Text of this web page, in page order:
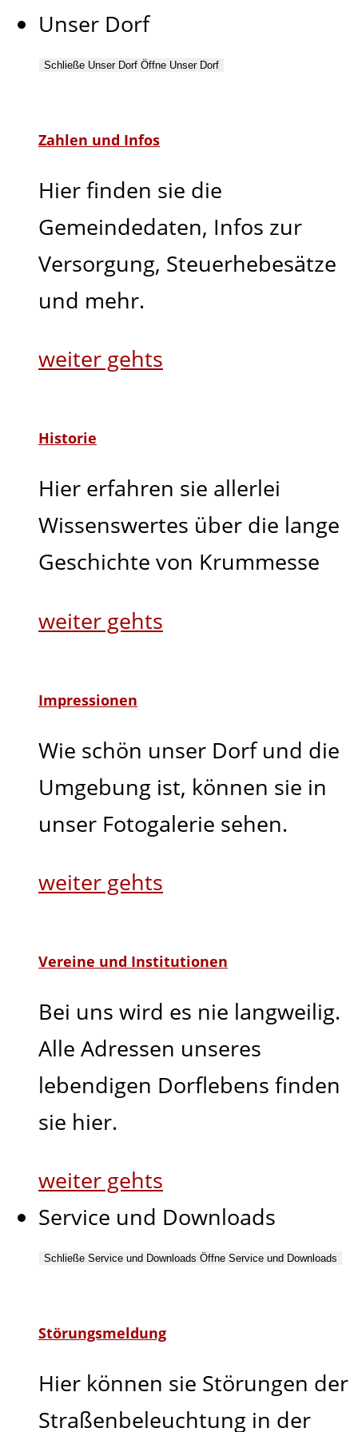
Unser Dorf
Schließe Unser Dorf Öffne Unser Dorf
Zahlen und Infos
Hier finden sie die
Gemeindedaten, Infos zur
Versorgung, Steuerhebesätze
und mehr.
weiter gehts
Historie
Hier erfahren sie allerlei
Wissenswertes über die lange
Geschichte von Krummesse
weiter gehts
Impressionen
Wie schön unser Dorf und die
Umgebung ist, können sie in
unser Fotogalerie sehen.
weiter gehts
Vereine und Institutionen
Bei uns wird es nie langweilig.
Alle Adressen unseres
lebendigen Dorflebens finden
sie hier.
weiter gehts
Service und Downloads
Schließe Service und Downloads Öffne Service und Downloads
Störungsmeldung
Hier können sie Störungen der
Straßenbeleuchtung in der